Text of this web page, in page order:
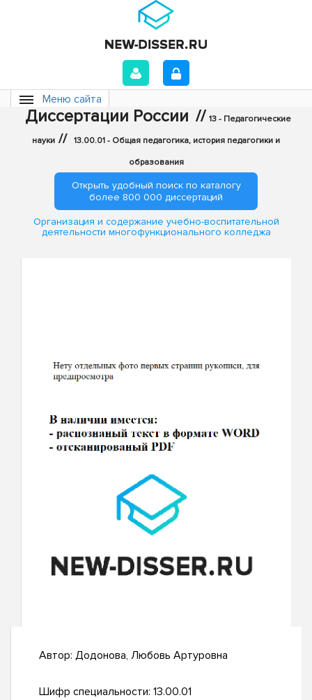
Меню сайта
Диссертации России // 13 - Педагогические
науки // 13.00.01 - Общая педагогика, история педагогики и
образования
Открыть удобный поиск по каталогу
более 800 000 диссертаций
Организация и содержание учебно-воспитательной
деятельности многофункционального колледжа
Автор: Додонова, Любовь Артуровна
Шифр специальности: 13.00.01